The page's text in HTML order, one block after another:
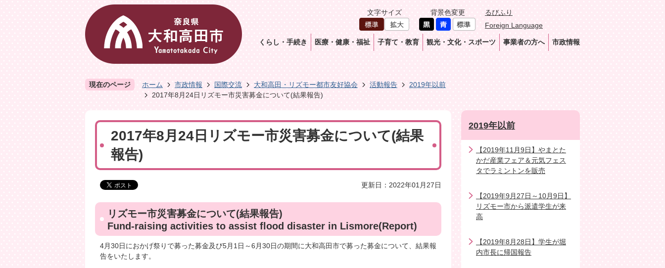
文字サイズ 背景色変更
るびふり
Foreign Language
くらし・手続き 医療・健康・福祉 子育て・教育 観光・文化・スポーツ 事業者の方へ 市政情報
現在のページ ホーム 市政情報 国際交流 大和高田・リズモー都市友好協会 活動報告
2019年以前
2017年8月24日リズモー市災害募金について(結果報告)
2017年8月24日リズモー市災害募金について(結果
報告)
更新日：2022年01月27日
リズモー市災害募金について(結果報告)
Fund-raising activities to assist flood disaster in Lismore(Report)
4月30日におかげ祭りで募った募金及び5月1日～6月30日の期間に大和高田市で募った募金について、結果報
告をいたします。
2019年以前
【2019年11月9日】やまとた
かだ産業フェア＆元気フェス
タでラミントンを販売
【2019年9月27日～10月9日】
リズモー市から派遣学生が来
高
【2019年8月28日】学生が堀
内市長に帰国報告